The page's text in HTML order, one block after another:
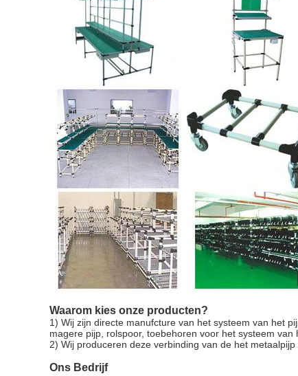
Waarom kies onze producten?
1) Wij zijn directe manufcture van het systeem van het
magere pijp, rolspoor, toebehoren voor het systeem van
2) Wij produceren deze verbinding van de het
Ons Bedrijf